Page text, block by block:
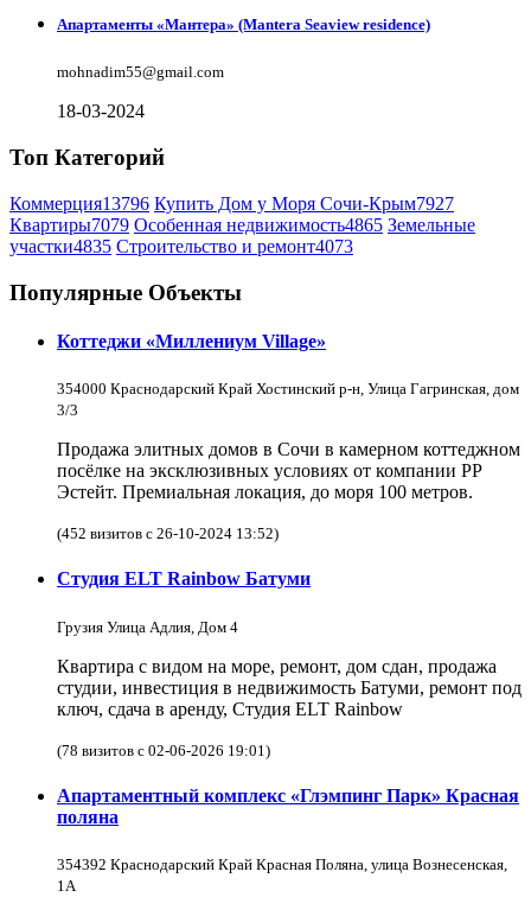
Апартаменты «Мантера» (Mantera Seaview rеsidence)
mohnadim55@gmail.com
18-03-2024
Топ Категорий
Коммерция13796 Купить Дом у Моря Сочи-Крым7927
Квартиры7079 Особенная недвижимость4865 Земельные
участки4835 Строительство и ремонт4073
Популярные Объекты
Коттеджи «Миллениум Village»
354000 Краснодарский Край Хостинский р-н, Улица Гагринская, дом
3/3
Продажа элитных домов в Сочи в камерном коттеджном
посёлке на эксклюзивных условиях от компании РР
Эстейт. Премиальная локация, до моря 100 метров.
(452 визитов с 26-10-2024 13:52)
Студия ELT Rainbow Батуми
Грузия Улица Адлия, Дом 4
Квартира с видом на море, ремонт, дом сдан, продажа
студии, инвестиция в недвижимость Батуми, ремонт под
ключ, сдача в аренду, Студия ELT Rainbow
(78 визитов с 02-06-2026 19:01)
Апартаментный комплекс «Глэмпинг Парк» Красная
поляна
354392 Краснодарский Край Красная Поляна, улица Вознесенская,
1А